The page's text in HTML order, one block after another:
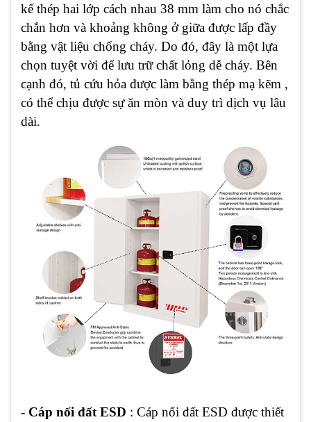
kế thép hai lớp cách nhau 38 mm làm cho nó chắc
chắn hơn và khoảng không ở giữa được lấp đầy
bằng vật liệu chống cháy. Do đó, đây là một lựa
chọn tuyệt vời để lưu trữ chất lỏng dễ cháy. Bên
cạnh đó, tủ cứu hỏa được làm bằng thép mạ kẽm ,
có thể chịu được sự ăn mòn và duy trì dịch vụ lâu
dài.
- Cáp nối đất ESD : Cáp nối đất ESD được thiết